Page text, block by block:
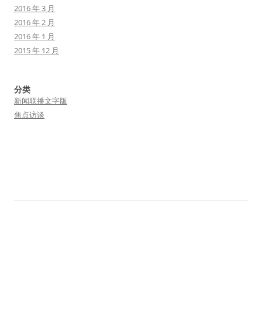
2016 年 3 月
2016 年 2 月
2016 年 1 月
2015 年 12 月
分类
新闻联播文字版
焦点访谈